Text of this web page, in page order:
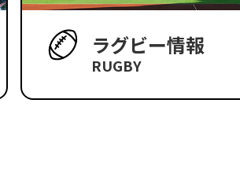
ラグビー情報
RUGBY